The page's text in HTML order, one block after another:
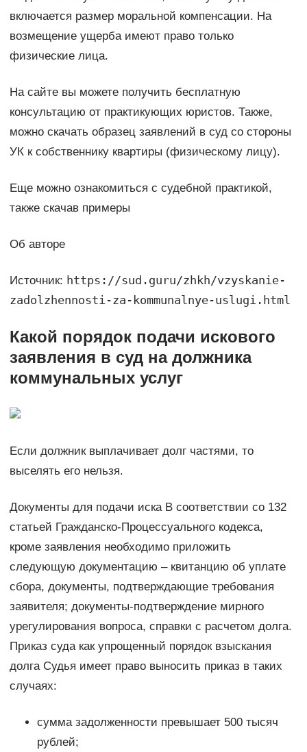
включается размер моральной компенсации. На
возмещение ущерба имеют право только
физические лица.
На сайте вы можете получить бесплатную
консультацию от практикующих юристов. Также,
можно скачать образец заявлений в суд со стороны
УК к собственнику квартиры (физическому лицу).
Еще можно ознакомиться с судебной практикой,
также скачав примеры
Об авторе
Источник: https://sud.guru/zhkh/vzyskanie-
zadolzhennosti-za-kommunalnye-uslugi.html
Какой порядок подачи искового
заявления в суд на должника
коммунальных услуг
Если должник выплачивает долг частями, то
выселять его нельзя.
Документы для подачи иска В соответствии со 132
статьей Гражданско-Процессуального кодекса,
кроме заявления необходимо приложить
следующую документацию – квитанцию об уплате
сбора, документы, подтверждающие требования
заявителя; документы-подтверждение мирного
урегулирования вопроса, справки с расчетом долга.
Приказ суда как упрощенный порядок взыскания
долга Судья имеет право выносить приказ в таких
случаях:
сумма задолженности превышает 500 тысяч
рублей;